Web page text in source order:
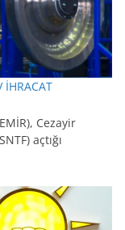
İHRACAT
Cezayir
açtığı